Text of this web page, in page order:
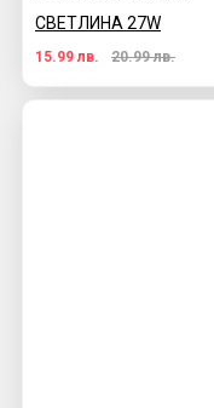
СВЕТЛИНА 27W
15.99 лв. 20.99 лв.